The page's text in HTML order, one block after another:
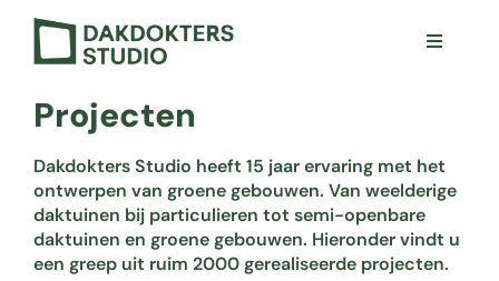
inhoud
Toggle
Ons aanbod
Zwevende Daktuin
Team
Projecten
Dakdokters Studio heeft 15 jaar ervaring met het
ontwerpen van groene gebouwen. Van weelderige
daktuinen bij particulieren tot semi-openbare
daktuinen en groene gebouwen. Hieronder vindt u
een greep uit ruim 2000 gerealiseerde projecten.